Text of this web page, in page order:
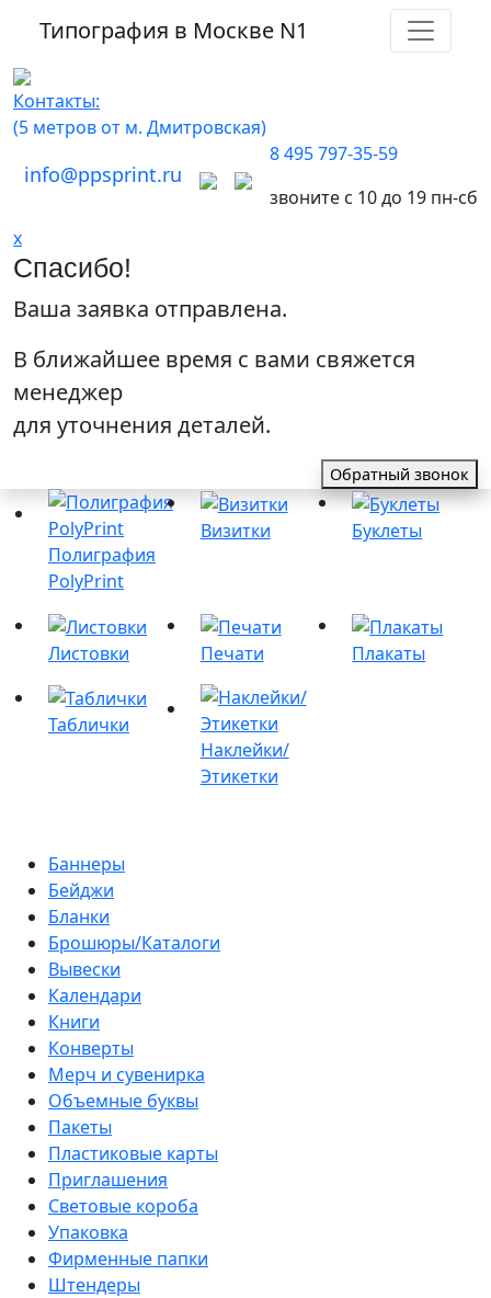
Типография в Москве N1
Контакты:
(5 метров от м. Дмитровская)
info@ppsprint.ru
8 495 797-35-59
звоните с 10 до 19 пн-сб
x
Спасибо!
Ваша заявка отправлена.
В ближайшее время с вами свяжется
менеджер
для уточнения деталей.
Обратный звонок
Полиграфия
PolyPrint
Визитки Буклеты
Листовки Печати Плакаты
Таблички
Наклейки/
Этикетки
Баннеры
Бейджи
Бланки
Брошюры/Каталоги
Вывески
Календари
Книги
Конверты
Мерч и сувенирка
Объемные буквы
Пакеты
Пластиковые карты
Приглашения
Световые короба
Упаковка
Фирменные папки
Штендеры